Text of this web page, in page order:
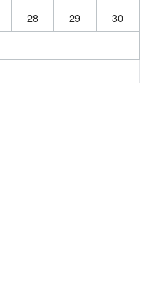
28 29
30